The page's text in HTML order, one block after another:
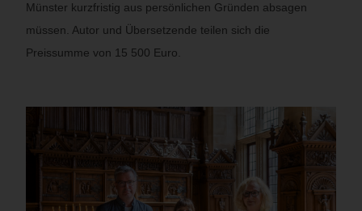
Münster kurzfristig aus persönlichen Gründen absagen
müssen. Autor und Übersetzende teilen sich die
Preissumme von 15 500 Euro.